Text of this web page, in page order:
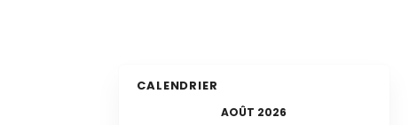
CALENDRIER
AOÛT 2026